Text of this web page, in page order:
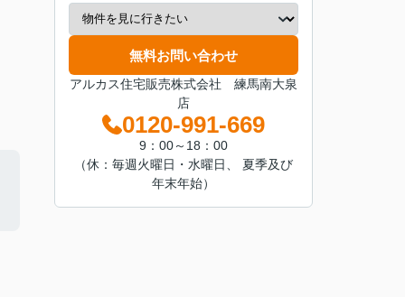
無料お問い合わせ
アルカス住宅販売株式会社 練馬南大泉
店
0120-991-669
9：00～18：00
（休：毎週火曜日・水曜日、 夏季及び
年末年始）